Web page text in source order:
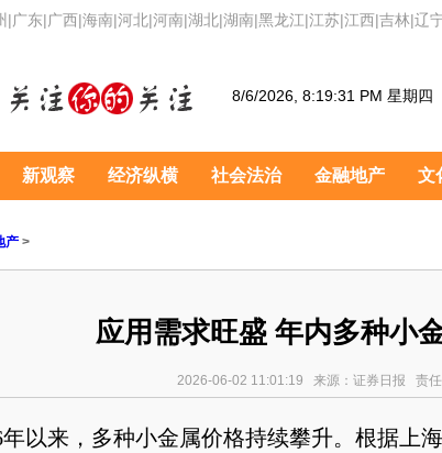
|广东|广西|海南|河北|河南|湖北|湖南|黑龙江|江苏|江西|吉林|辽
8/6/2026, 8:19:32 PM 星期四
新观察 经济纵横 社会法治 金融地产 文
产 >
应用需求旺盛 年内多种小
2026-06-02 11:01:19 来源：证券日报 责任
年以来，多种小金属价格持续攀升。根据上